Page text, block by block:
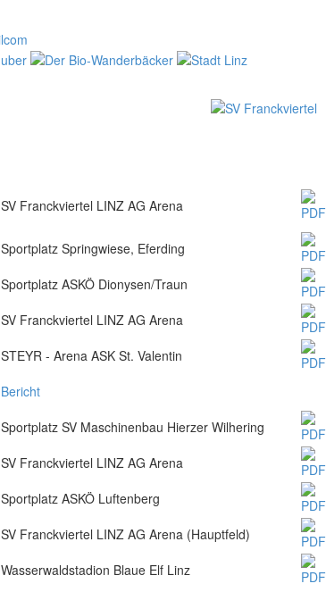
SV Franckviertel LINZ AG Arena
Sportplatz Springwiese, Eferding
Sportplatz ASKÖ Dionysen/Traun
SV Franckviertel LINZ AG Arena
STEYR - Arena ASK St. Valentin
Bericht
Sportplatz SV Maschinenbau Hierzer Wilhering
SV Franckviertel LINZ AG Arena
Sportplatz ASKÖ Luftenberg
SV Franckviertel LINZ AG Arena (Hauptfeld)
Wasserwaldstadion Blaue Elf Linz